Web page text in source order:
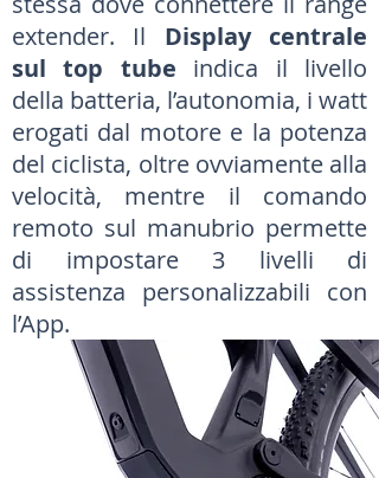
extender. Il Display centrale
sul top tube indica il livello
della batteria, l’autonomia, i watt
erogati dal motore e la potenza
del ciclista, oltre ovviamente alla
velocità, mentre il comando
remoto sul manubrio permette
di impostare 3 livelli di
assistenza personalizzabili con
l’App.